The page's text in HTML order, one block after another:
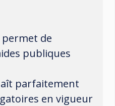
permet de
publiques
parfaitement
en vigueur